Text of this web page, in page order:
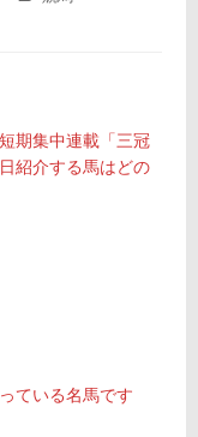
期集中連載「三冠
紹介する馬はどの
ている名馬です